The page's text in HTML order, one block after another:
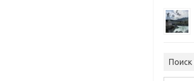
Поиск